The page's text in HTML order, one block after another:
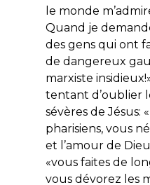
le monde
Quand je
des gens qui ont
de dangereux
marxiste
tentant d’oublier
sévères de Jésus: «
pharisiens, vous
et l’amour de Dieu
«vous faites de
vous dévorez les